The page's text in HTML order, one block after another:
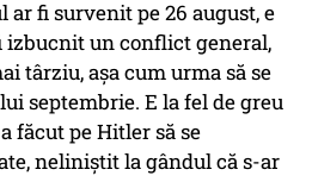
ar fi survenit pe 26 august, e
izbucnit un conflict general,
târziu, așa cum urma să se
septembrie. E la fel de greu
făcut pe Hitler să se
neliniștit la gândul că s-ar